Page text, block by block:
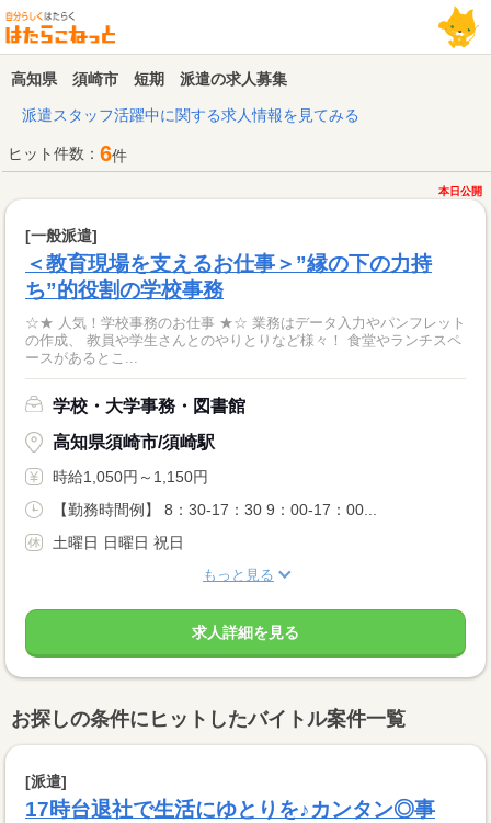
高知県 須崎市 短期 派遣の求人募集
派遣スタッフ活躍中に関する求人情報を見てみる
ヒット件数： 6件
本日公開
[一般派遣]
＜教育現場を支えるお仕事＞”縁の下の力持
ち”的役割の学校事務
☆★ 人気！学校事務のお仕事 ★☆ 業務はデータ入力やパンフレット
の作成、 教員や学生さんとのやりとりなど様々！ 食堂やランチスペ
ースがあるとこ...
学校・大学事務・図書館
高知県須崎市/須崎駅
時給1,050円～1,150円
【勤務時間例】 8：30-17：30 9：00-17：00...
土曜日 日曜日 祝日
もっと見る
求人詳細を見る
お探しの条件にヒットしたバイトル案件一覧
[派遣]
17時台退社で生活にゆとりを♪カンタン◎事